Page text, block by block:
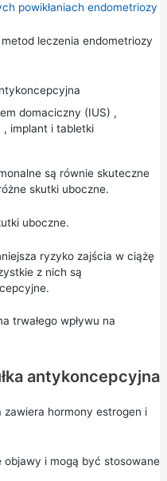
powikłaniach endometriozy
leczenia endometriozy
domaciczny (IUS) ,
, implanti tabletki
są równie skuteczne
skutki uboczne.
uboczne.
ryzyko zajścia w ciążę
z nich są
trwałego wpływu na
antykoncepcyjna
zawiera hormony estrogen i
objawy i mogą być stosowane